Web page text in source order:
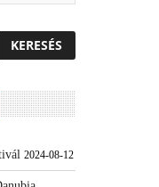
2024-08-12